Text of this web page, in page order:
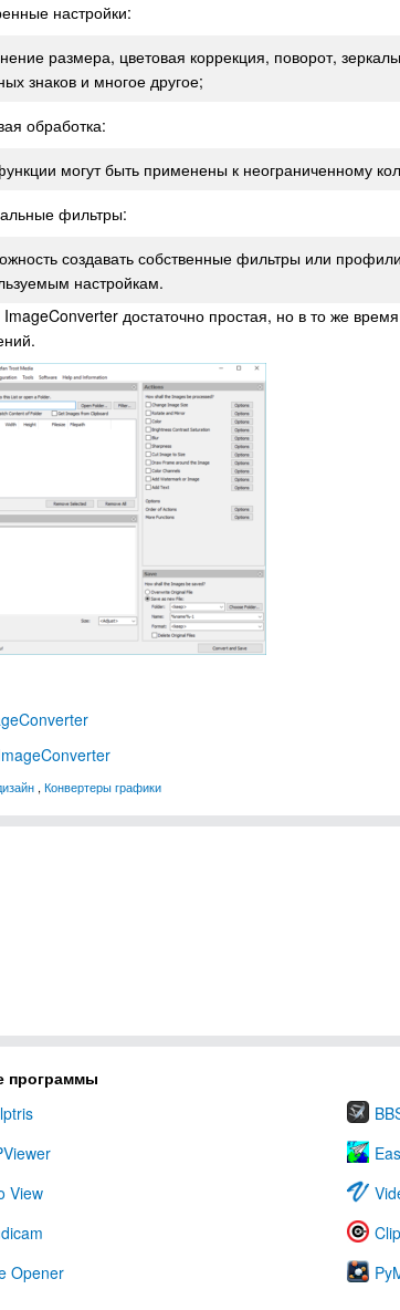
настройки:
размера, цветовая коррекция, поворот,
знаков и многое другое;
обработка:
могут быть применены к неограниченному
фильтры:
создавать собственные фильтры или
настройкам.
достаточно простая, но в то же
, Конвертеры графики
программы
View
Opener